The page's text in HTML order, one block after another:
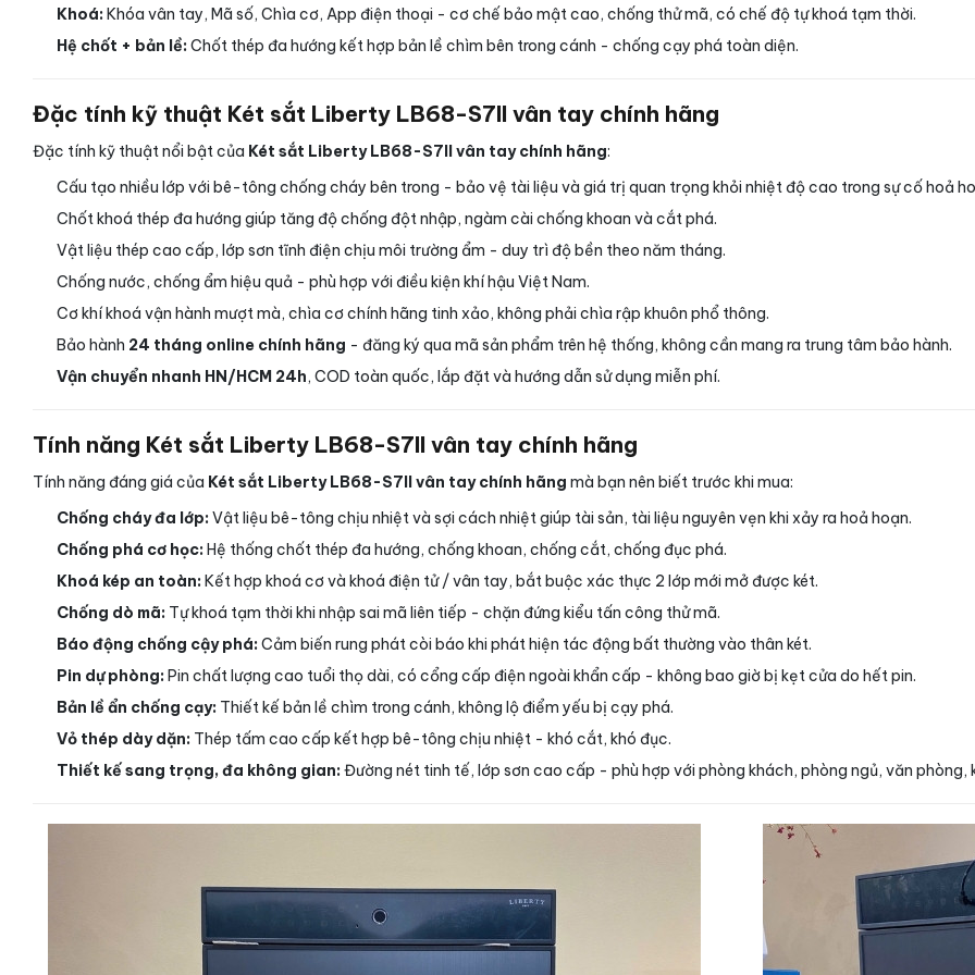
Khoá: Khóa vân tay, Mã số, Chìa cơ, App điện thoại - cơ chế bảo mật cao, chống thử mã, có chế độ tự khoá tạm thời.
Hệ chốt + bản lề: Chốt thép đa hướng kết hợp bản lề chìm bên trong cánh - chống cạy phá toàn diện.
Đặc tính kỹ thuật Két sắt Liberty LB68-S7II vân tay chính hãng
Đặc tính kỹ thuật nổi bật của Két sắt Liberty LB68-S7II vân tay chính hãng:
Cấu tạo nhiều lớp với bê-tông chống cháy bên trong - bảo vệ tài liệu và giá trị quan trọng khỏi nhiệt độ cao trong sự cố hoả
Chốt khoá thép đa hướng giúp tăng độ chống đột nhập, ngàm cài chống khoan và cắt phá.
Vật liệu thép cao cấp, lớp sơn tĩnh điện chịu môi trường ẩm - duy trì độ bền theo năm tháng.
Chống nước, chống ẩm hiệu quả - phù hợp với điều kiện khí hậu Việt Nam.
Cơ khí khoá vận hành mượt mà, chìa cơ chính hãng tinh xảo, không phải chìa rập khuôn phổ thông.
Bảo hành 24 tháng online chính hãng - đăng ký qua mã sản phẩm trên hệ thống, không cần mang ra trung tâm bảo hành.
Vận chuyển nhanh HN/HCM 24h, COD toàn quốc, lắp đặt và hướng dẫn sử dụng miễn phí.
Tính năng Két sắt Liberty LB68-S7II vân tay chính hãng
Tính năng đáng giá của Két sắt Liberty LB68-S7II vân tay chính hãng mà bạn nên biết trước khi mua:
Chống cháy đa lớp: Vật liệu bê-tông chịu nhiệt và sợi cách nhiệt giúp tài sản, tài liệu nguyên vẹn khi xảy ra hoả hoạn.
Chống phá cơ học: Hệ thống chốt thép đa hướng, chống khoan, chống cắt, chống đục phá.
Khoá kép an toàn: Kết hợp khoá cơ và khoá điện tử / vân tay, bắt buộc xác thực 2 lớp mới mở được két.
Chống dò mã: Tự khoá tạm thời khi nhập sai mã liên tiếp - chặn đứng kiểu tấn công thử mã.
Báo động chống cậy phá: Cảm biến rung phát còi báo khi phát hiện tác động bất thường vào thân két.
Pin dự phòng: Pin chất lượng cao tuổi thọ dài, có cổng cấp điện ngoài khẩn cấp - không bao giờ bị kẹt cửa do hết pin.
Bản lề ẩn chống cạy: Thiết kế bản lề chìm trong cánh, không lộ điểm yếu bị cạy phá.
Vỏ thép dày dặn: Thép tấm cao cấp kết hợp bê-tông chịu nhiệt - khó cắt, khó đục.
Thiết kế sang trọng, đa không gian: Đường nét tinh tế, lớp sơn cao cấp - phù hợp với phòng khách, phòng ngủ, văn phòng,